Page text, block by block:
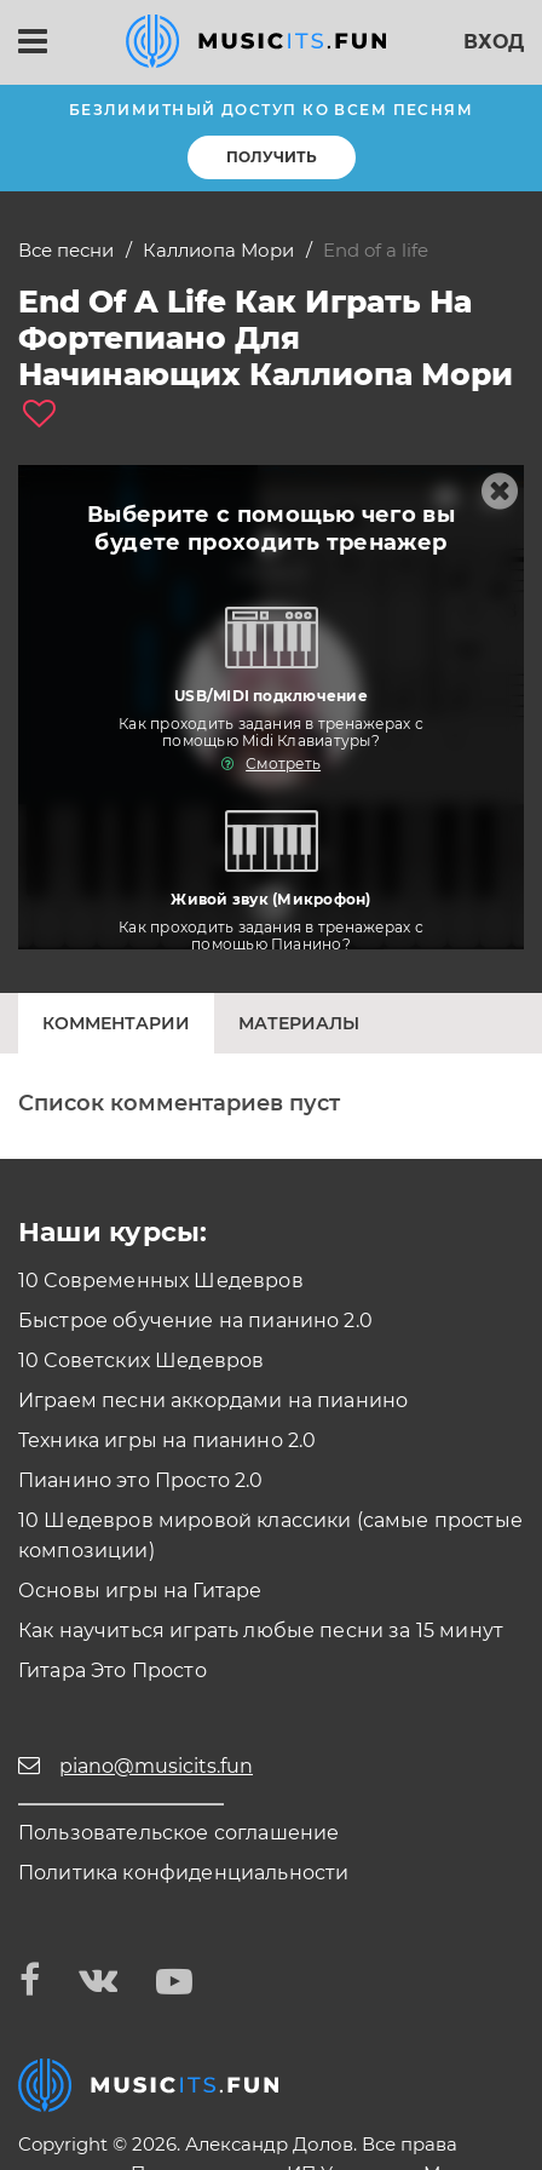
ВХОД
БЕЗЛИМИТНЫЙ ДОСТУП КО ВСЕМ ПЕСНЯМ
ПОЛУЧИТЬ
Все песни Каллиопа Мори end of a life
End Of A Life Как Играть На
Фортепиано Для
Начинающих Каллиопа Мори
Выберите с помощью чего вы
будете проходить тренажер
USB/MIDI подключение
Как проходить задания в тренажерах с
помощью Midi Клавиатуры?
Смотреть
Живой звук (Микрофон)
Как проходить задания в тренажерах с
помощью Пианино?
Печатная клавиатура
Как проходить задания в тренажерах с
помощью Планшета/телефона?
тренировать
КОММЕНТАРИИ МАТЕРИАЛЫ
Список комментариев пуст
Наши курсы:
10 Современных Шедевров
Быстрое обучение на пианино 2.0
10 Советских Шедевров
Играем песни аккордами на пианино
Техника игры на пианино 2.0
Пианино это Просто 2.0
10 Шедевров мировой классики (самые простые
композиции)
Основы игры на Гитаре
Как научиться играть любые песни за 15 минут
Гитара Это Просто
piano@musicits.fun
Пользовательское соглашение
Политика конфиденциальности
Copyright © 2026. Александр Долов. Все права